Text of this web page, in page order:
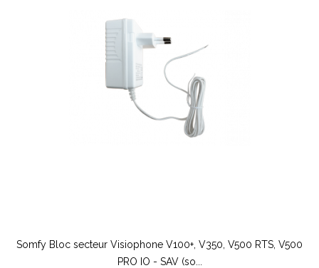
Somfy Bloc secteur Visiophone V100+, V350, V500 RTS, V500
PRO IO - SAV (so...